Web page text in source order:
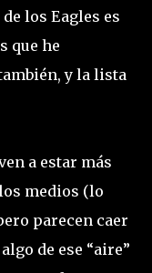
los Eagles es
que he
y la lista
a estar más
medios (lo
parecen caer
de ese “aire”